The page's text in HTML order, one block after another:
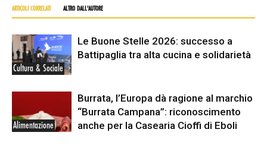
ARTICOLI CORRELATI ALTRO DALL'AUTORE
Cultura & Sociale
Le Buone Stelle 2026: successo a
Battipaglia tra alta cucina e solidarietà
Alimentazione
Burrata, l’Europa dà ragione al marchio
“Burrata Campana”: riconoscimento
anche per la Casearia Cioffi di Eboli